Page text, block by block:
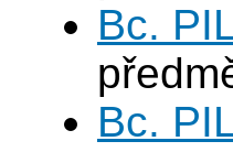
Bc.
Bc.